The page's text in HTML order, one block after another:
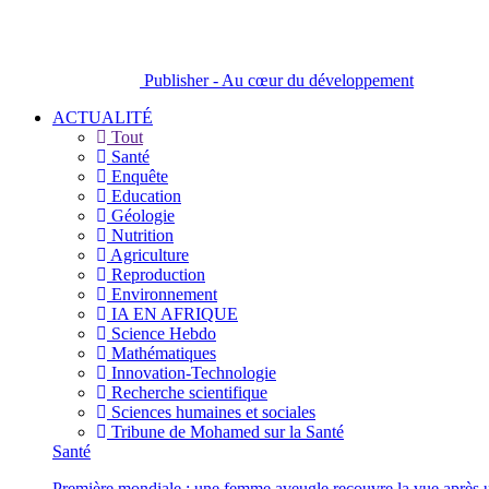
Publisher - Au cœur du développement
ACTUALITÉ
Tout
Santé
Enquête
Education
Géologie
Nutrition
Agriculture
Reproduction
Environnement
IA EN AFRIQUE
Science Hebdo
Mathématiques
Innovation-Technologie
Recherche scientifique
Sciences humaines et sociales
Tribune de Mohamed sur la Santé
Santé